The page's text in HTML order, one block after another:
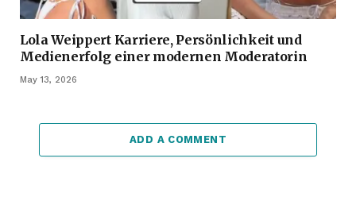
Lola Weippert Karriere, Persönlichkeit und
Medienerfolg einer modernen Moderatorin
May 13, 2026
ADD A COMMENT